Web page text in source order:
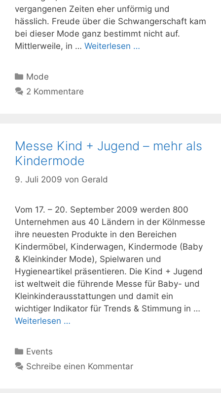
vergangenen Zeiten eher unförmig und
hässlich. Freude über die Schwangerschaft kam
bei dieser Mode ganz bestimmt nicht auf.
Mittlerweile, in … Weiterlesen …
Kategorien
Mode
2 Kommentare
Messe Kind + Jugend – mehr als
Kindermode
9. Juli 2009 von Gerald
Vom 17. – 20. September 2009 werden 800
Unternehmen aus 40 Ländern in der Kölnmesse
ihre neuesten Produkte in den Bereichen
Kindermöbel, Kinderwagen, Kindermode (Baby
& Kleinkinder Mode), Spielwaren und
Hygieneartikel präsentieren. Die Kind + Jugend
ist weltweit die führende Messe für Baby- und
Kleinkinderausstattungen und damit ein
wichtiger Indikator für Trends & Stimmung in …
Weiterlesen …
Kategorien
Events
Schreibe einen Kommentar